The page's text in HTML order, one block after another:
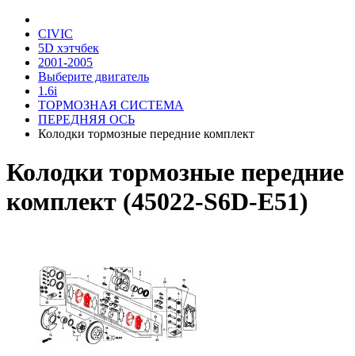
CIVIC
5D хэтчбек
2001-2005
Выберите двигатель
1.6i
ТОРМОЗНАЯ СИСТЕМА
ПЕРЕДНЯЯ ОСЬ
Колодки тормозные передние комплект
Колодки тормозные передние
комплект (45022-S6D-E51)